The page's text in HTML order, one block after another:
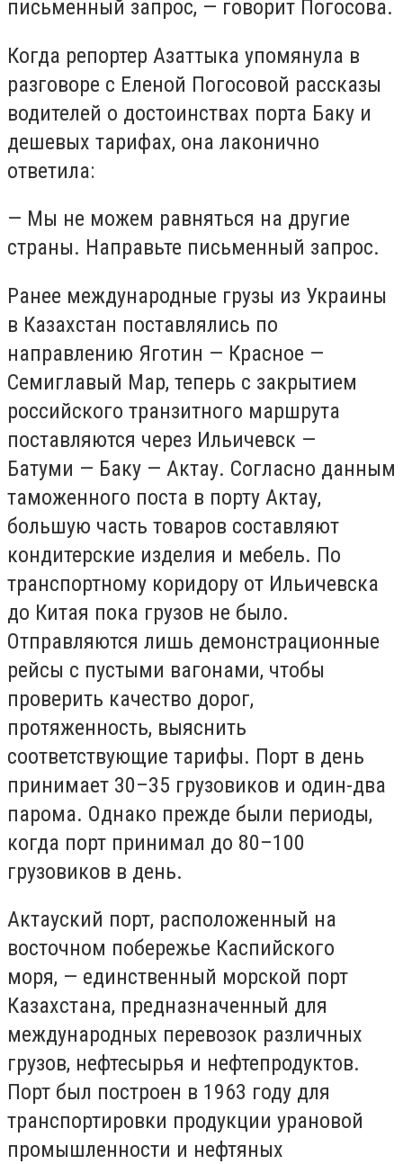
письменный запрос, — говорит Погосова.
Когда репортер Азаттыка упомянула в
разговоре с Еленой Погосовой рассказы
водителей о достоинствах порта Баку и
дешевых тарифах, она лаконично
ответила:
— Мы не можем равняться на другие
страны. Направьте письменный запрос.
Ранее международные грузы из Украины
в Казахстан поставлялись по
направлению Яготин — Красное —
Семиглавый Мар, теперь с закрытием
российского транзитного маршрута
поставляются через Ильичевск —
Батуми — Баку — Актау. Согласно данным
таможенного поста в порту Актау,
большую часть товаров составляют
кондитерские изделия и мебель. По
транспортному коридору от Ильичевска
до Китая пока грузов не было.
Отправляются лишь демонстрационные
рейсы с пустыми вагонами, чтобы
проверить качество дорог,
протяженность, выяснить
соответствующие тарифы. Порт в день
принимает 30–­35 грузовиков и один-два
парома. Однако прежде были периоды,
когда порт принимал до 80–100
грузовиков в день.
Актауский порт, расположенный на
восточном побережье Каспийского
моря, — единственный морской порт
Казахстана, предназначенный для
международных перевозок различных
грузов, нефтесырья и нефтепродуктов.
Порт был построен в 1963 году для
транспортировки продукции урановой
промышленности и нефтяных